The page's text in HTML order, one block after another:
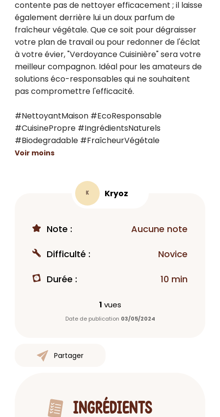
contente pas de nettoyer efficacement ; il laisse
également derrière lui un doux parfum de
fraîcheur végétale. Que ce soit pour dégraisser
votre plan de travail ou pour redonner de l'éclat
à votre évier, "Verdoyance Cuisinière" sera votre
meilleur compagnon. Idéal pour les amateurs de
solutions éco-responsables qui ne souhaitent
pas compromettre l'efficacité.
#NettoyantMaison #EcoResponsable
#CuisinePropre #IngrédientsNaturels
#Biodegradable #FraîcheurVégétale
Voir moins
K Kryoz
Note : Aucune note
Difficulté : Novice
Durée : 10 min
1 vues
Date de publication 03/05/2024
Partager
INGRÉDIENTS